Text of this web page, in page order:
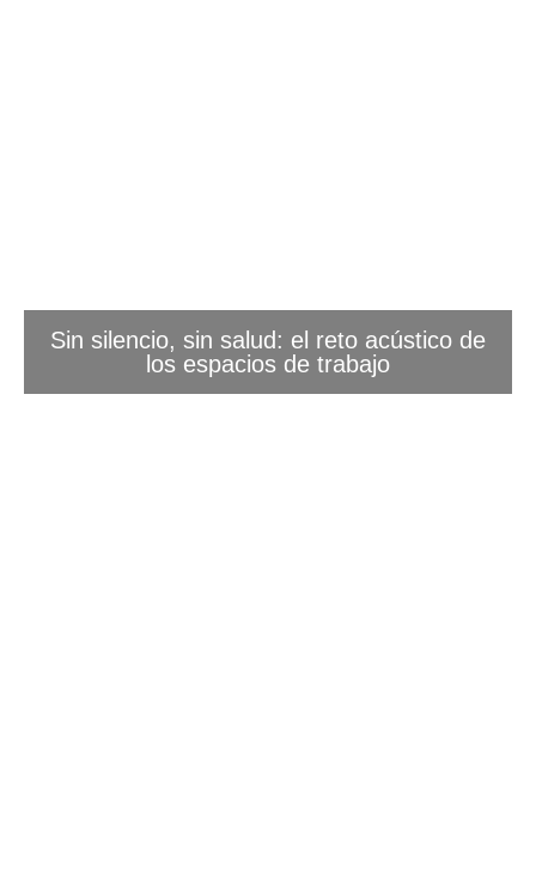
Sin silencio, sin salud: el reto acústico de
los espacios de trabajo